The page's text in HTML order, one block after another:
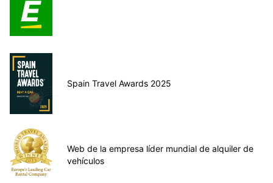
Spain Travel Awards 2025
Web de la empresa líder mundial de alquiler de
vehículos